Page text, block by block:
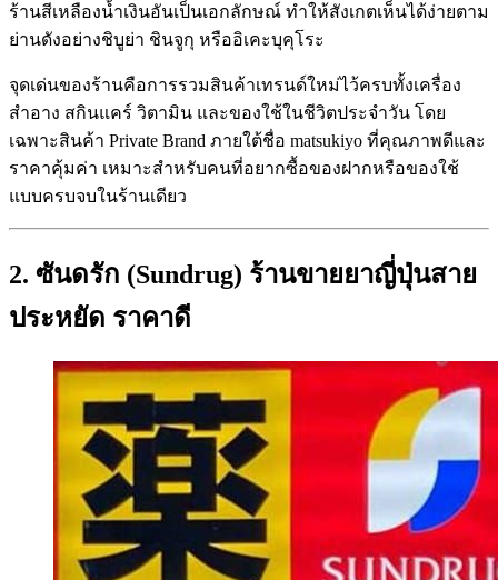
ร้านสีเหลืองน้ำเงินอันเป็นเอกลักษณ์ ทำให้สังเกตเห็นได้ง่ายตาม
ย่านดังอย่างชิบูย่า ชินจูกุ หรืออิเคะบุคุโระ
จุดเด่นของร้านคือการรวมสินค้าเทรนด์ใหม่ไว้ครบทั้งเครื่อง
สำอาง สกินแคร์ วิตามิน และของใช้ในชีวิตประจำวัน โดย
เฉพาะสินค้า Private Brand ภายใต้ชื่อ matsukiyo ที่คุณภาพดีและ
ราคาคุ้มค่า เหมาะสำหรับคนที่อยากซื้อของฝากหรือของใช้
แบบครบจบในร้านเดียว
2. ซันดรัก (Sundrug) ร้านขายยาญี่ปุ่นสาย
ประหยัด ราคาดี